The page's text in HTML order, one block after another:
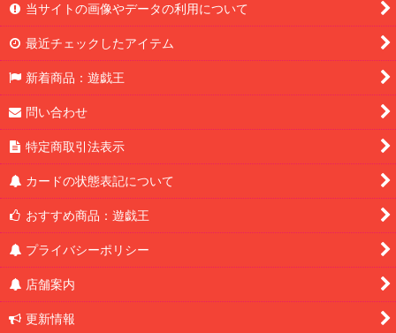
当サイトの画像やデータの利用について
最近チェックしたアイテム
新着商品：遊戯王
問い合わせ
特定商取引法表示
カードの状態表記について
おすすめ商品：遊戯王
プライバシーポリシー
店舗案内
更新情報